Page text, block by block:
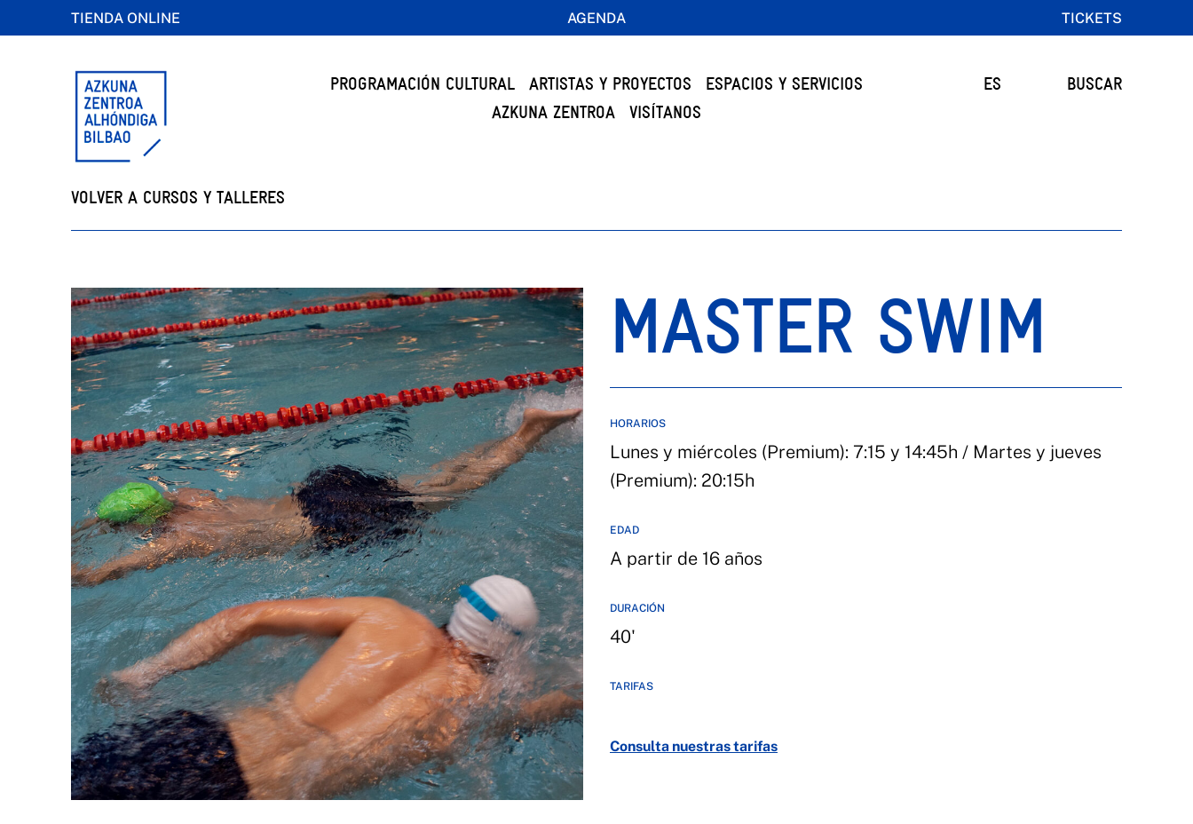
TIENDA ONLINE AGENDA TICKETS
PROGRAMACIÓN CULTURAL ARTISTAS Y PROYECTOS
ESPACIOS Y SERVICIOS
AZKUNA ZENTROA
VISÍTANOS
ES BUSCAR
VOLVER A CURSOS Y TALLERES
MASTER SWIM
HORARIOS
Lunes y miércoles (Premium): 7:15 y 14:45h / Martes y jueves
(Premium): 20:15h
EDAD
A partir de 16 años
DURACIÓN
40'
TARIFAS
Consulta nuestras tarifas